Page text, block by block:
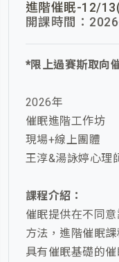
進階催眠-12/
開課時間：
*限上過賽斯取向
2026年
催眠進階工作坊
現場+線上團體
王淳&湯詠婷心理
課程介紹：
催眠提供在不同
方法，進階催眠
具有催眠基礎的